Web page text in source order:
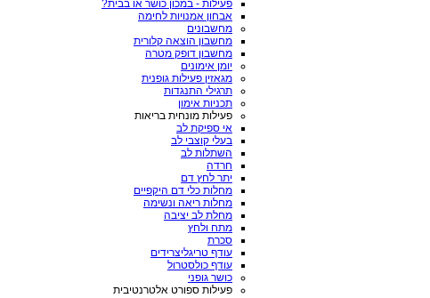
פעילות - במכון כושר או בבית?
אבחון אמנויות לחימה
מחשבונים
מחשבון הוצאה קלורית
מחשבון דופק מטרה
יומן אימונים
מגאזין פעילות גופנית
תרגילי התנגדות
תכניות אימון
פעילות מונחית בריאות
אי ספיקת לב
בעלי קוצבי לב
השתלות לב
חרדה
יתר לחץ דם
מחלות כלי דם היקפיים
מחלות ריאה ונשימה
מחלת לב יציבה
מתח ולחץ
סכרת
עודף טריגליצרידים
עודף כולסטרול
כושר גופני
פעילות ספורט אלטרנטיבית